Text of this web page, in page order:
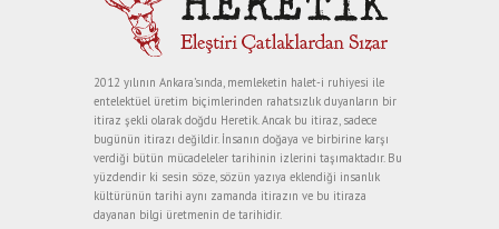
2012 yılının Ankara’sında, memleketin halet-i ruhiyesi ile
entelektüel üretim biçimlerinden rahatsızlık duyanların bir
itiraz şekli olarak doğdu Heretik. Ancak bu itiraz, sadece
bugünün itirazı değildir. İnsanın doğaya ve birbirine karşı
verdiği bütün mücadeleler tarihinin izlerini taşımaktadır. Bu
yüzdendir ki sesin söze, sözün yazıya eklendiği insanlık
kültürünün tarihi aynı zamanda itirazın ve bu itiraza
dayanan bilgi üretmenin de tarihidir.